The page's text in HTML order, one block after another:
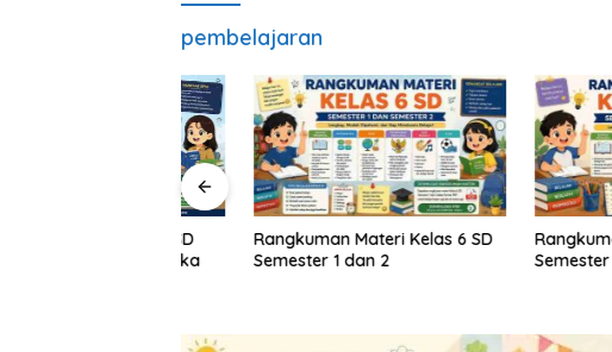
pembelajaran
Rangkuman Materi Kelas 6 SD
Semester 1 dan 2
Rangkuman
Semester 1 dan 2